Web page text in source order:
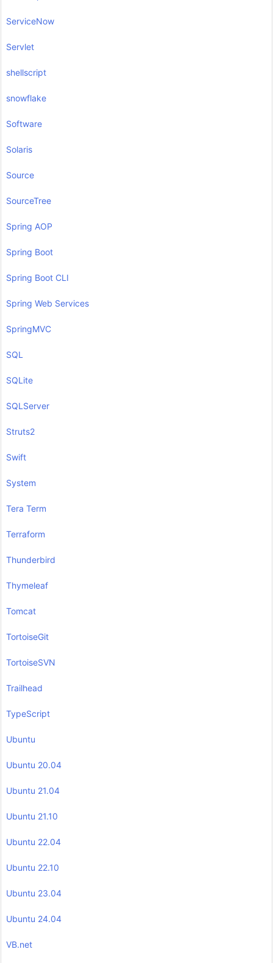
ServiceNow
Servlet
shellscript
snowflake
Software
Solaris
Source
SourceTree
Spring AOP
Spring Boot
Spring Boot CLI
Spring Web Services
SpringMVC
SQL
SQLite
SQLServer
Struts2
Swift
System
Tera Term
Terraform
Thunderbird
Thymeleaf
Tomcat
TortoiseGit
TortoiseSVN
Trailhead
TypeScript
Ubuntu
Ubuntu 20.04
Ubuntu 21.04
Ubuntu 21.10
Ubuntu 22.04
Ubuntu 22.10
Ubuntu 23.04
Ubuntu 24.04
VB.net